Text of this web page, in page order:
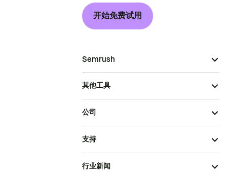
开始免费试用
Semrush
其他工具
公司
支持
行业新闻